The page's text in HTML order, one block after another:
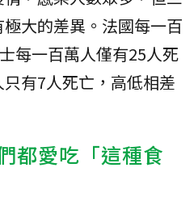
大的差異。法國每一百
每一百萬人僅有25人死
有7人死亡，高低相差
都愛吃「這種食